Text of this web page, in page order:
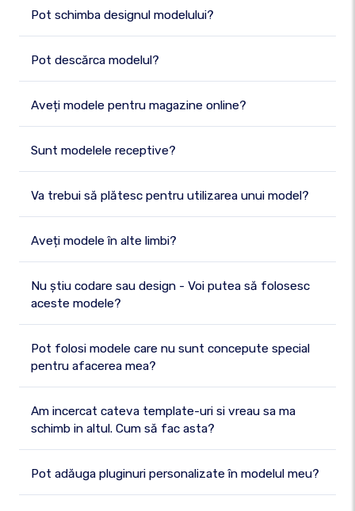
Pot schimba designul modelului?
Pot descărca modelul?
Aveți modele pentru magazine online?
Sunt modelele receptive?
Va trebui să plătesc pentru utilizarea unui model?
Aveți modele în alte limbi?
Nu știu codare sau design - Voi putea să folosesc
aceste modele?
Pot folosi modele care nu sunt concepute special
pentru afacerea mea?
Am incercat cateva template-uri si vreau sa ma
schimb in altul. Cum să fac asta?
Pot adăuga pluginuri personalizate în modelul meu?